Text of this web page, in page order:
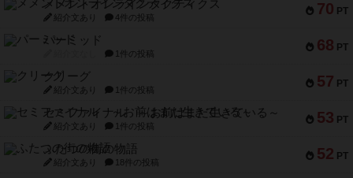
70 PT
メメントオンラインタクティクス
紹介文あり 4件の投稿
68 PT
パーミッド
1件の投稿
57 PT
クリーグ
紹介文あり 1件の投稿
53 PT
セミファイナル ～お前はまだ生きている～
紹介文あり 1件の投稿
52 PT
ふたつの街の物語
紹介文あり 18件の投稿